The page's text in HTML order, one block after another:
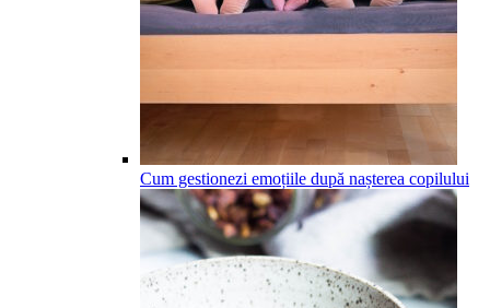
Cum gestionezi emoțiile după nașterea copilului